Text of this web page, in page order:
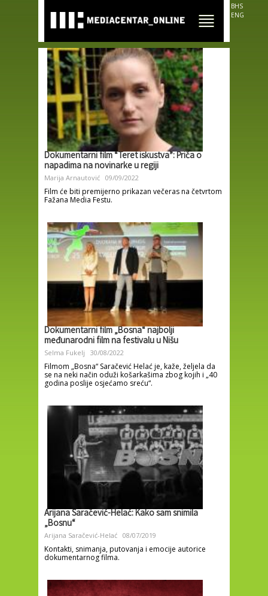
main
content
BHS
ENG
Dokumentarni film “Teret iskustva”: Priča o
napadima na novinarke u regiji
Marija Arnautović 09/09/2022
Film će biti premijerno prikazan večeras na četvrtom
Fažana Media Festu.
Dokumentarni film „Bosna“ najbolji
međunarodni film na festivalu u Nišu
Selma Fukelj 30/08/2022
Filmom „Bosna“ Saračević Helać je, kaže, željela da
se na neki način oduži košarkašima zbog kojih i „40
godina poslije osjećamo sreću“.
Arijana Saračević-Helać: Kako sam snimila
„Bosnu“
Arijana Saračević-Helać 08/07/2019
Kontakti, snimanja, putovanja i emocije autorice
dokumentarnog filma.